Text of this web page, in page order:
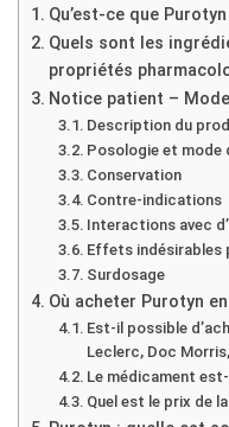
Qu’est-ce que Purotyn
Quels sont les
propriétés
Notice patient – Mode
Description du
Posologie et mode
Conservation
Contre-indications
Interactions avec
Effets indésirables
Surdosage
Où acheter Purotyn
Est-il possible
Leclerc, Doc
Le médicament
Quel est le prix de